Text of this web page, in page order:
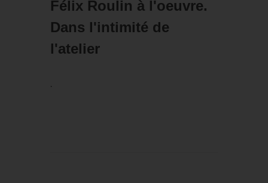
Félix Roulin à l'oeuvre.
Dans l'intimité de
l'atelier
.